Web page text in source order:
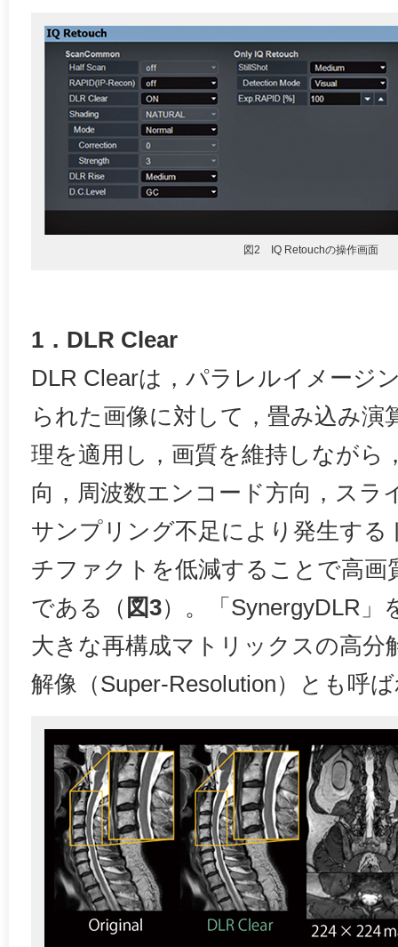
図2 IQ Retouchの操作画面
1．DLR Clear
DLR Clearは，パラレルイメージ
られた画像に対して，畳み込み演
理を適用し，画質を維持しながら
向，周波数エンコード方向，スラ
サンプリング不足により発生す
チファクトを低減することで高画
である（ 図3）。「SynergyDLR」
大きな再構成マトリックスの高分
解像（Super-Resolution）とも呼